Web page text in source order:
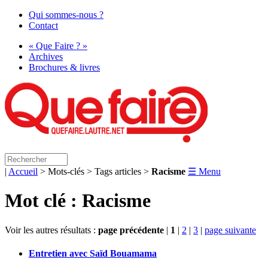
Qui sommes-nous ?
Contact
« Que Faire ? »
Archives
Brochures & livres
| Accueil > Mots-clés > Tags articles > Racisme ☰ Menu
Mot clé : Racisme
Voir les autres résultats : page précédente | 1 | 2 | 3 | page suivante
Entretien avec Saïd Bouamama